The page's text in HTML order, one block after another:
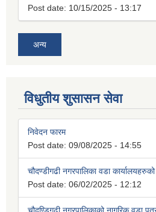
Post date: 10/15/2025 - 13:17
अन्य
विधुतीय शुसासन सेवा
निवेदन फारम
Post date: 09/08/2025 - 14:55
चौदण्डीगढी नगरपालिका वडा
Post date: 06/02/2025 - 12:12
चौदण्डिगढी नगरपालिकाको नागरिक वडा